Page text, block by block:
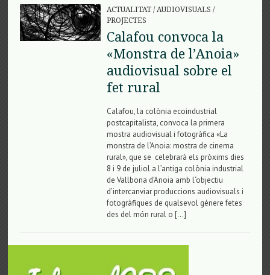
ACTUALITAT/AUDIOVISUALS /
PROJECTES
Calafou convoca la
«Monstra de l’Anoia»
audiovisual sobre el
fet rural
Calafou, la colònia ecoindustrial
postcapitalista, convoca la primera
mostra audiovisual i fotogràfica «La
monstra de l’Anoia: mostra de cinema
rural», que se celebrarà els pròxims dies
8 i 9 de juliol a l’antiga colònia industrial
de Vallbona d’Anoia amb l‘objectiu
d’intercanviar produccions audiovisuals i
fotogràfiques de qualsevol gènere fetes
des del món rural o […]